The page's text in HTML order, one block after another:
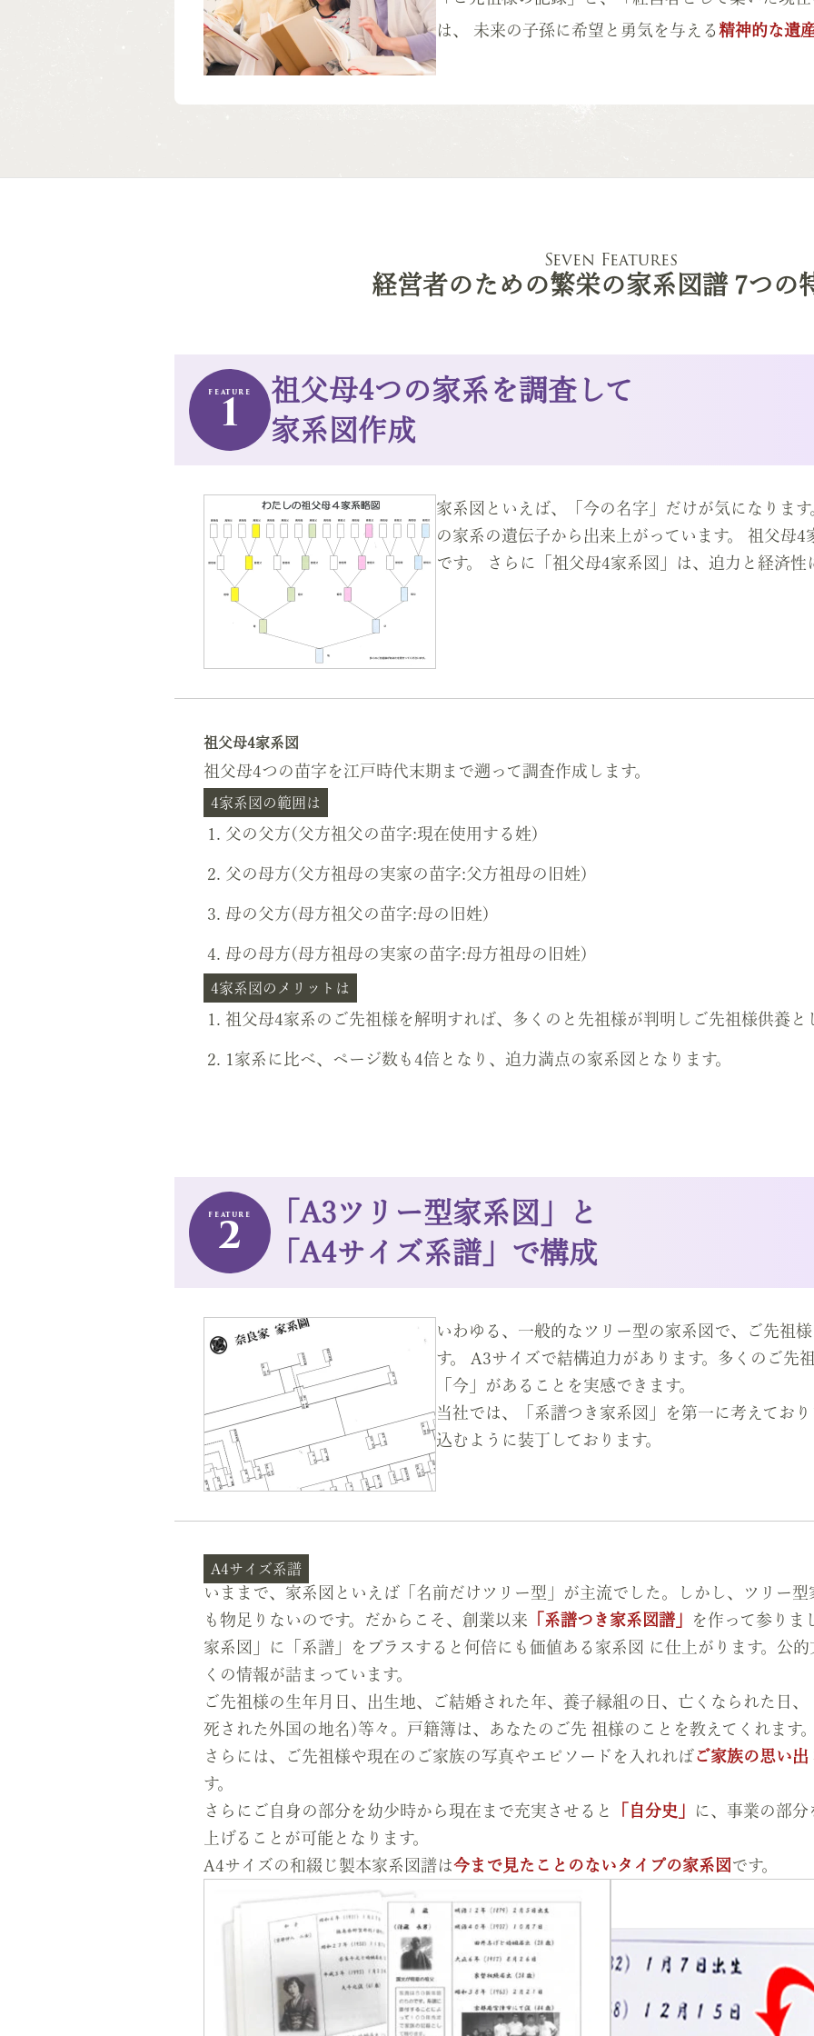
は、 未来の子孫に希望と勇気を与える 精神的な遺
Seven Features
経営者のための繁栄の家系図譜 7つの
1
祖父母4つの家系を調査して
家系図作成
家系図といえば、「今の名字」だけが気になりま
の家系の遺伝子から出来上がっています。 祖父母
です。 さらに「祖父母4家系図」は、迫力と経済性
祖父母4家系図
祖父母4つの苗字を江戸時代末期まで遡って調査作成します。
4家系図の範囲は
父の父方(父方祖父の苗字:現在使用する姓)
父の母方(父方祖母の実家の苗字:父方祖母の旧姓)
母の父方(母方祖父の苗字:母の旧姓)
母の母方(母方祖母の実家の苗字:母方祖母の旧姓)
4家系図のメリットは
祖父母4家系のご先祖様を解明すれば、多くのと先祖様が判明しご先祖様供養と
1家系に比べ、ページ数も4倍となり、迫力満点の家系図となります。
2
「A3ツリー型家系図」と
「A4サイズ系譜」で構成
いわゆる、一般的なツリー型の家系図で、ご先祖
す。 A3サイズで結構迫力があります。多くのご先
「今」があることを実感できます。
当社では、「系譜つき家系図」を第一に考えてお
込むように装丁しております。
A4サイズ系譜
いままで、家系図といえば「名前だけツリー型」が主流でした。しかし、ツリー型
も物足りないのです。だからこそ、創業以来 「系譜つき家系図譜」
を作って参りま
家系図」に「系譜」をプラスすると何倍にも価値ある家系図 に仕上がります。公
くの情報が詰まっています。
ご先祖様の生年月日、出生地、ご結婚された年、養子縁組の日、亡くなられた日
死された外国の地名)等々。戸籍簿は、あなたのご先 祖様のことを教えてくれます。
さらには、ご先祖様や現在のご家族の写真やエピソードを入れればご家族の思い
す。
さらにご自身の部分を幼少時から現在まで充実させると
「自分史」 に、事業の部分
上げることが可能となります。
A4サイズの和綴じ製本家系図譜は今まで見たことのないタイプの家系図 です。